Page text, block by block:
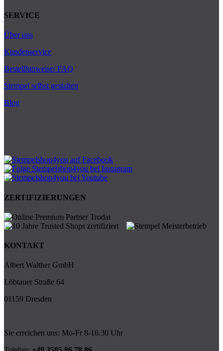
SERVICE
Über uns
Kundenservice
Bestellhinweise/ FAQ
Stempel selbst gestalten
Blog
ZERTIFIZIERUNGEN
KONTAKT
Albert Walther GmbH
Löbtauer Straße 64
01159 Dresden
Sie erreichen uns: Mo-Fr 8-16.30 Uhr